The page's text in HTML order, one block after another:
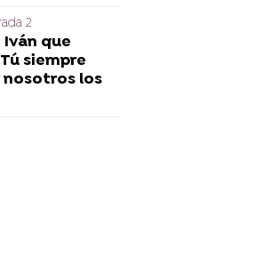
2
Iván que
siempre
nosotros los